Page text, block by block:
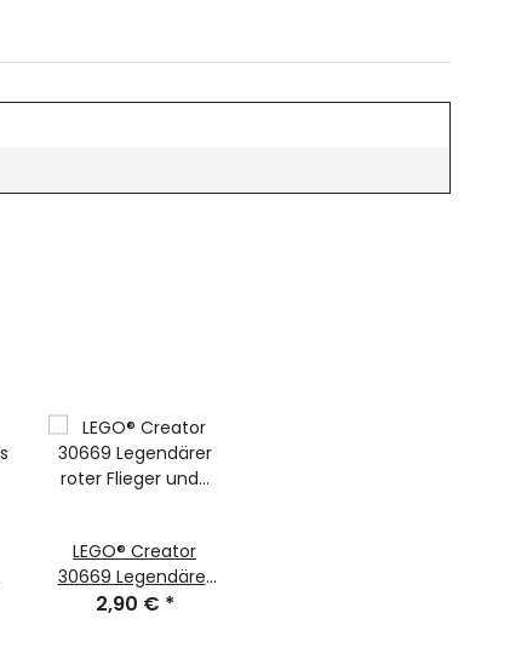
LEGO® Creator
30669 Legendärer
roter Flieger &
2,90 € *